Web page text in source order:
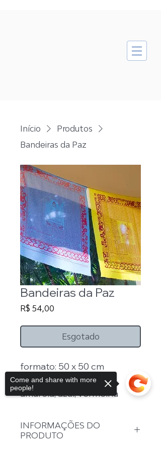
Início
Produtos
Bandeiras da Paz
Bandeiras da Paz
R$ 54,00
Esgotado
formato: 50 x 50 cm
cores: branca, verde,
amarela, azul, vermelha
INFORMAÇÕES DO
PRODUTO
Come and share with more
people!